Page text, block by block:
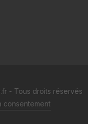
- Tous droits réservés
consentement